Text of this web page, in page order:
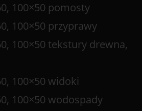
100×50 pomosty
100×50 przyprawy
100×50 tekstury drewna,
100×50 widoki
100×50 wodospady